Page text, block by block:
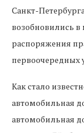
Санкт-
возобновились в
распоряжения
первоочередных
Как стало
автомобильная
автомобильная